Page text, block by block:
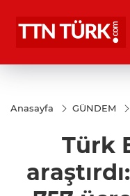
Anasayfa GÜNDEM
Türk